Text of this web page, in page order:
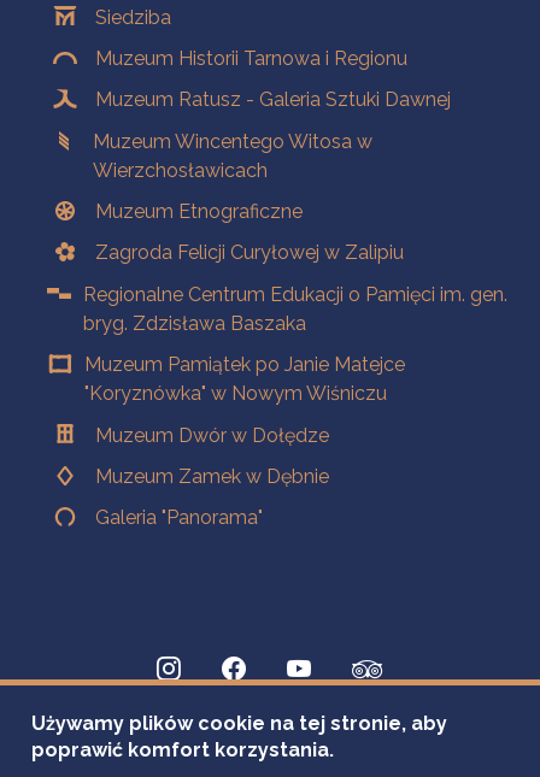
Siedziba
Muzeum Historii Tarnowa i Regionu
Muzeum Ratusz - Galeria Sztuki Dawnej
Muzeum Wincentego Witosa w
Wierzchosławicach
Muzeum Etnograficzne
Zagroda Felicji Curyłowej w Zalipiu
Regionalne Centrum Edukacji o Pamięci im. gen.
bryg. Zdzisława Baszaka
Muzeum Pamiątek po Janie Matejce
"Koryznówka" w Nowym Wiśniczu
Muzeum Dwór w Dołędze
Muzeum Zamek w Dębnie
Galeria "Panorama"
Używamy plików cookie na tej stronie, aby
poprawić komfort korzystania.